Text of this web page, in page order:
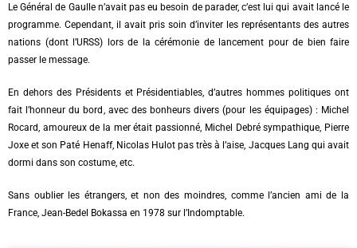
Le Général de Gaulle n’avait pas eu besoin de parader, c’est lui qui avait lancé le
programme. Cependant, il avait pris soin d’inviter les représentants des autres
nations (dont l’URSS) lors de la cérémonie de lancement pour de bien faire
passer le message.
En dehors des Présidents et Présidentiables, d’autres hommes politiques ont
fait l’honneur du bord, avec des bonheurs divers (pour les équipages) : Michel
Rocard, amoureux de la mer était passionné, Michel Debré sympathique, Pierre
Joxe et son Paté Henaff, Nicolas Hulot pas très à l’aise, Jacques Lang qui avait
dormi dans son costume, etc.
Sans oublier les étrangers, et non des moindres, comme l’ancien ami de la
France, Jean-Bedel Bokassa en 1978 sur l’Indomptable.